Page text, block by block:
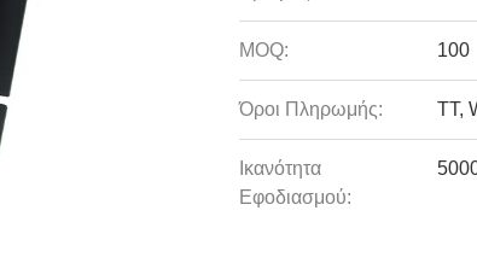
MOQ: 100
Όροι Πληρωμής: TT,
Ικανότητα
Εφοδιασμού: